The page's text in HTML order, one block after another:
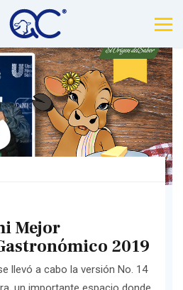
Mejor
2019
llevó a cabo la versión No. 14